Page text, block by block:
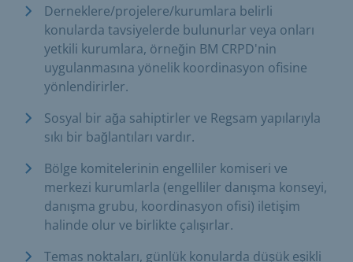
Derneklere/projelere/kurumlara belirli
konularda tavsiyelerde bulunurlar veya onları
yetkili kurumlara, örneğin BM CRPD'nin
uygulanmasına yönelik koordinasyon ofisine
yönlendirirler.
Sosyal bir ağa sahiptirler ve Regsam yapılarıyla
sıkı bir bağlantıları vardır.
Bölge komitelerinin engelliler komiseri ve
merkezi kurumlarla (engelliler danışma konseyi,
danışma grubu, koordinasyon ofisi) iletişim
halinde olur ve birlikte çalışırlar.
Temas noktaları, günlük konularda düşük eşikli